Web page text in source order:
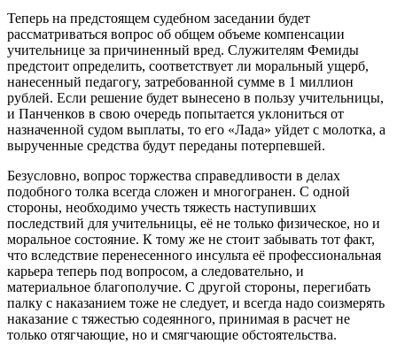
Теперь на предстоящем судебном заседании будет
рассматриваться вопрос об общем объеме компенсации
учительнице за причиненный вред. Служителям Фемиды
предстоит определить, соответствует ли моральный ущерб,
нанесенный педагогу, затребованной сумме в 1 миллион
рублей. Если решение будет вынесено в пользу учительницы,
и Панченков в свою очередь попытается уклониться от
назначенной судом выплаты, то его «Лада» уйдет с молотка, а
вырученные средства будут переданы потерпевшей.
Безусловно, вопрос торжества справедливости в делах
подобного толка всегда сложен и многогранен. С одной
стороны, необходимо учесть тяжесть наступивших
последствий для учительницы, её не только физическое, но и
моральное состояние. К тому же не стоит забывать тот факт,
что вследствие перенесенного инсульта её профессиональная
карьера теперь под вопросом, а следовательно, и
материальное благополучие. С другой стороны, перегибать
палку с наказанием тоже не следует, и всегда надо соизмерять
наказание с тяжестью содеянного, принимая в расчет не
только отягчающие, но и смягчающие обстоятельства.